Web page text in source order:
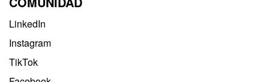
LinkedIn
Instagram
TikTok